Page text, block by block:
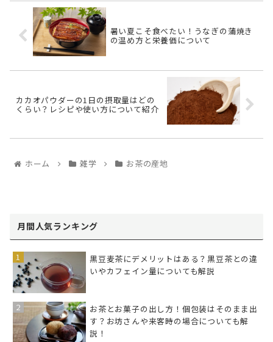
暑い夏こそ食べたい！うなぎの蒲焼き
の温め方と栄養価について
カカオパウダーの1日の摂取量はどの
くらい？レシピや使い方について紹介
ホーム 雑学 お茶の産地
月間人気ランキング
黒豆麦茶にデメリットはある？黒豆茶との違
いやカフェイン量についても解説
お茶とお菓子の出し方！個包装はそのまま出
す？お坊さんや来客時の場合についても解
説！